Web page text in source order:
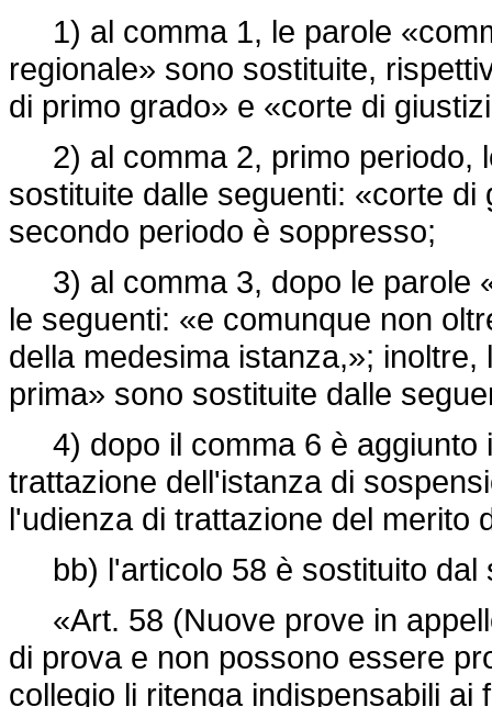
1) al comma 1, le parole
regionale» sono sostituite,
di primo grado» e «corte di
2) al comma 2, primo periodo,
sostituite dalle seguenti: «corte
secondo periodo è soppresso;
3) al comma 3, dopo le parole
le seguenti: «e comunque non
della medesima istanza,»;
prima» sono sostituite dalle
4) dopo il comma 6 è aggiunto
trattazione dell'istanza di
l'udienza di trattazione del merito
bb) l'articolo 58 è sostituito dal
«Art. 58 (Nuove prove in
di prova e non possono essere
collegio li ritenga indispensabili